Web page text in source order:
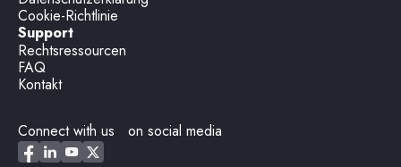
Cookie-Richtlinie
Support
Rechtsressourcen
FAQ
Kontakt
Connect with us on social media